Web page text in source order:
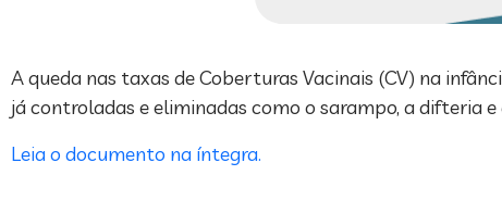
A queda nas taxas de Coberturas Vacinais (CV) na
já controladas e eliminadas como o sarampo, a difteria
Leia o documento na íntegra.